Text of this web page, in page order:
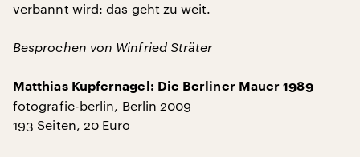
verbannt wird: das geht zu weit.
Besprochen von Winfried Sträter
Matthias Kupfernagel: Die Berliner Mauer 1989
fotografic-berlin, Berlin 2009
193 Seiten, 20 Euro